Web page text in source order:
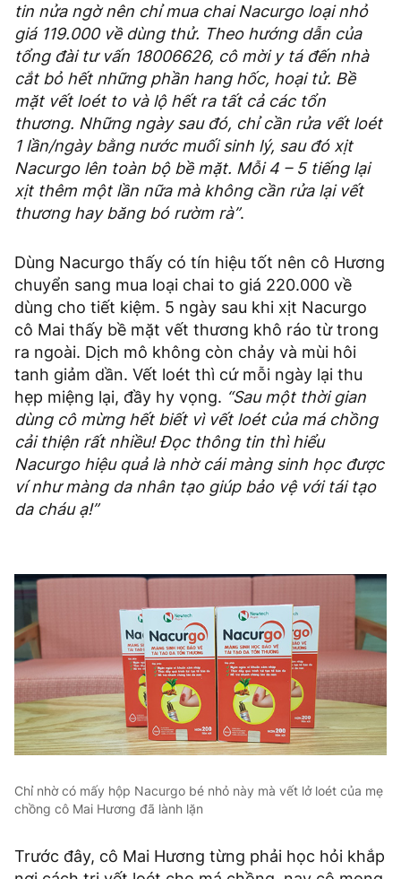
tin nửa ngờ nên chỉ mua chai Nacurgo loại nhỏ
giá 119.000 về dùng thử. Theo hướng dẫn của
tổng đài tư vấn 18006626, cô mời y tá đến nhà
cắt bỏ hết những phần hang hốc, hoại tử. Bề
mặt vết loét to và lộ hết ra tất cả các tổn
thương. Những ngày sau đó, chỉ cần rửa vết loét
1 lần/ngày bằng nước muối sinh lý, sau đó xịt
Nacurgo lên toàn bộ bề mặt. Mỗi 4 – 5 tiếng lại
xịt thêm một lần nữa mà không cần rửa lại vết
thương hay băng bó rườm rà”.
Dùng Nacurgo thấy có tín hiệu tốt nên cô Hương
chuyển sang mua loại chai to giá 220.000 về
dùng cho tiết kiệm. 5 ngày sau khi xịt Nacurgo
cô Mai thấy bề mặt vết thương khô ráo từ trong
ra ngoài. Dịch mô không còn chảy và mùi hôi
tanh giảm dần. Vết loét thì cứ mỗi ngày lại thu
hẹp miệng lại, đầy hy vọng. “Sau một thời gian
dùng cô mừng hết biết vì vết loét của má chồng
cải thiện rất nhiều! Đọc thông tin thì hiểu
Nacurgo hiệu quả là nhờ cái màng sinh học được
ví như màng da nhân tạo giúp bảo vệ với tái tạo
da cháu ạ!”
Chỉ nhờ có mấy hộp Nacurgo bé nhỏ này mà vết lở loét của mẹ
chồng cô Mai Hương đã lành lặn
Trước đây, cô Mai Hương từng phải học hỏi khắp